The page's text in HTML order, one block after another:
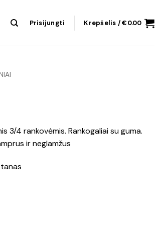
Prisijungti Krepšelis /€0.00
3/4 rankovėmis. Rankogaliai su guma.
ir neglamžus